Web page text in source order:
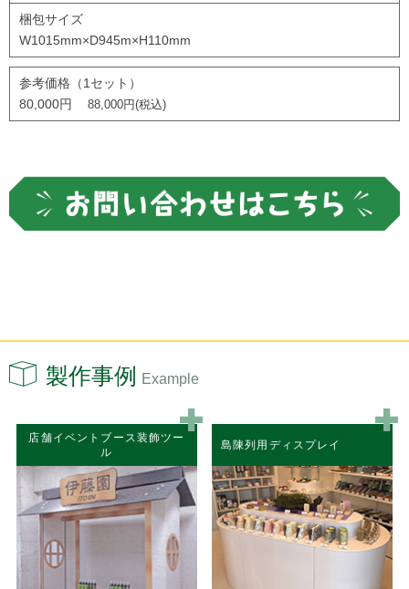
梱包サイズ
W1015mm×D945m×H110mm
参考価格（1セット）
80,000円
88,000円(税込)
製作事例 Example
店舗イベントブース装飾ツー
ル
島陳列用ディスプレイ